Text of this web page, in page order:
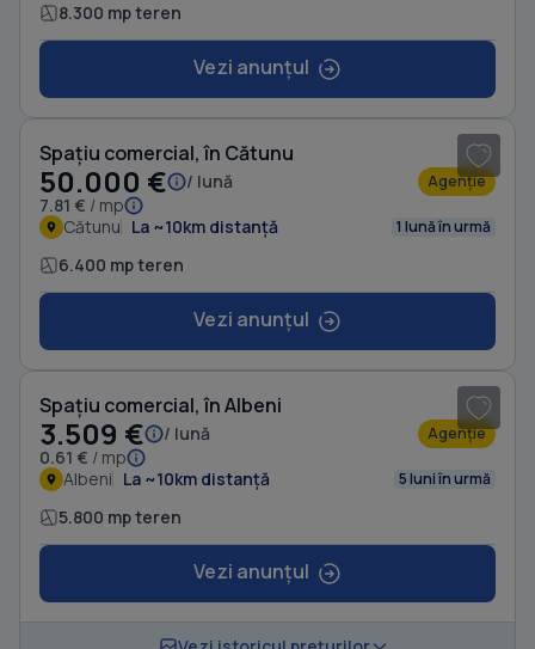
8.300 mp teren
Vezi anunțul
Spațiu comercial, în Cătunu
50.000 €
/ lună
7.81 € / mp
Agenție
Cătunu La ~10km distanță 1 lună în urmă
6.400 mp teren
Vezi anunțul
Spațiu comercial, în Albeni
3.509 €
/ lună
0.61 € / mp
Agenție
Albeni La ~10km distanță 5 luni în urmă
5.800 mp teren
Vezi anunțul